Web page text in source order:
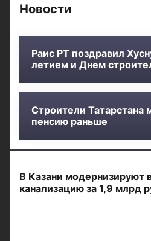
Новости
Раис РТ поздравил
летием и Днем
Строители Татарстана
пенсию раньше
В Казани модернизируют
канализацию за 1,9 млрд